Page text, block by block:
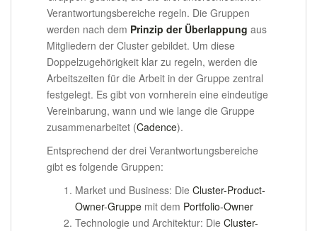
Verantwortungsbereiche regeln. Die Gruppen
werden nach dem Prinzip der Überlappung aus
Mitgliedern der Cluster gebildet. Um diese
Doppelzugehörigkeit klar zu regeln, werden die
Arbeitszeiten für die Arbeit in der Gruppe zentral
festgelegt. Es gibt von vornherein eine eindeutige
Vereinbarung, wann und wie lange die Gruppe
zusammenarbeitet (Cadence).
Entsprechend der drei Verantwortungsbereiche
gibt es folgende Gruppen:
Market und Business: Die Cluster-Product-
Owner-Gruppe mit dem Portfolio-Owner
Technologie und Architektur: Die Cluster-